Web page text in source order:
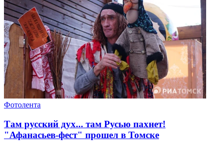
Фотолента
Там русский дух... там Русью пахнет!
"Афанасьев-фест" прошел в Томске